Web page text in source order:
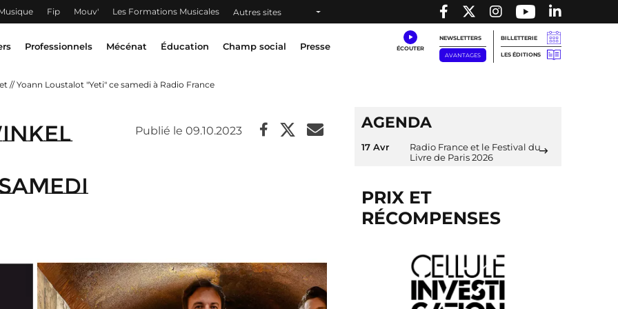
Fip Mouv' Les Formations Musicales Autres sites
Professionnels Mécénat Éducation Champ social Presse
NEWSLETTERS
AVANTAGES
BILLETTERIE
LES ÉDITIONS
// Yoann Loustalot "Yeti" ce samedi à Radio France
Publié le 09.10.2023 AGENDA
17 Avr
Radio France et le Festival du
Livre de Paris 2026
PRIX ET
RÉCOMPENSES